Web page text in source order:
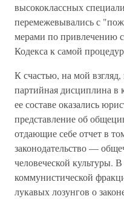
высококлассных
перемежевывались с
мерами по привлечению
Кодек­са к самой
К счастью, на мой
партийная дисциплина в
ее составе оказались
представление об
отдающие себе отчет в
законодательство —
человеческой культуры.
коммунистической
лукавых лозунгов о